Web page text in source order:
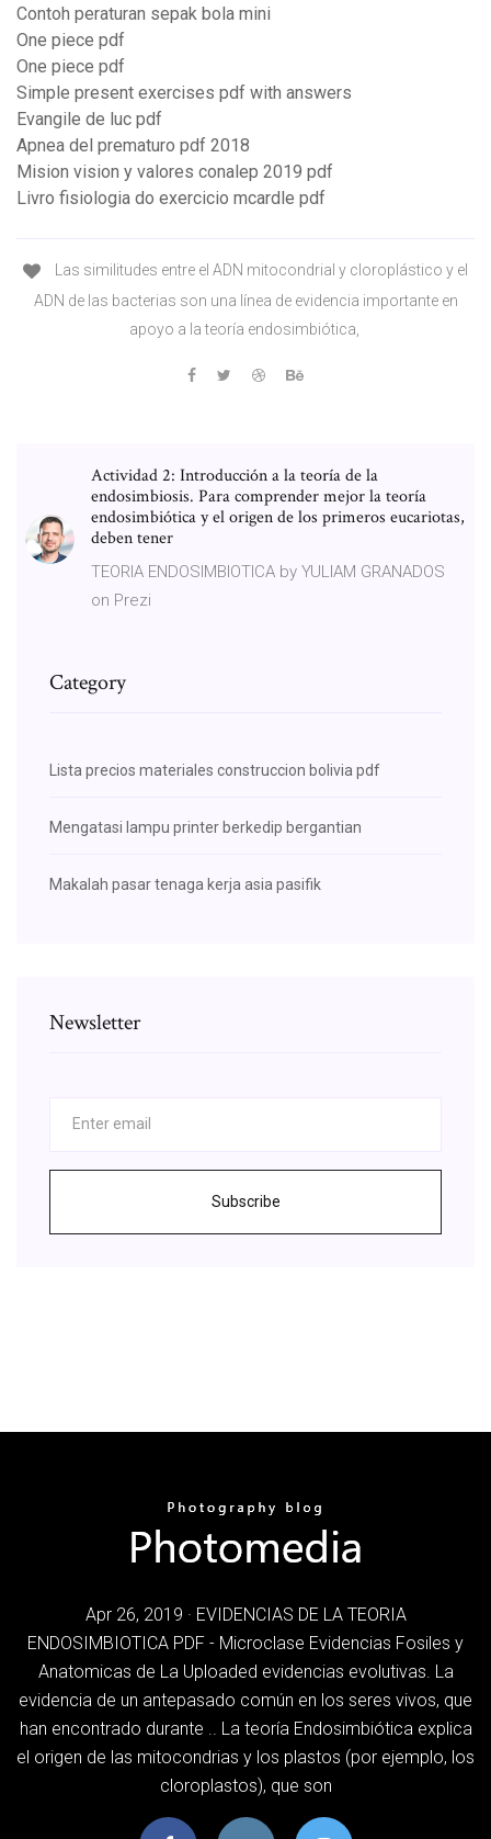
Contoh peraturan sepak bola mini
One piece pdf
One piece pdf
Simple present exercises pdf with answers
Evangile de luc pdf
Apnea del prematuro pdf 2018
Mision vision y valores conalep 2019 pdf
Livro fisiologia do exercicio mcardle pdf
Las similitudes entre el ADN mitocondrial y cloroplástico y el
ADN de las bacterias son una línea de evidencia importante en
apoyo a la teoría endosimbiótica,
Actividad 2: Introducción a la teoría de la
endosimbiosis. Para comprender mejor la teoría
endosimbiótica y el origen de los primeros eucariotas,
deben tener
TEORIA ENDOSIMBIOTICA by YULIAM GRANADOS
on Prezi
Category
Lista precios materiales construccion bolivia pdf
Mengatasi lampu printer berkedip bergantian
Makalah pasar tenaga kerja asia pasifik
Newsletter
Subscribe
Apr 26, 2019 · EVIDENCIAS DE LA TEORIA
ENDOSIMBIOTICA PDF - Microclase Evidencias Fosiles y
Anatomicas de La Uploaded evidencias evolutivas. La
evidencia de un antepasado común en los seres vivos, que
han encontrado durante .. La teoría Endosimbiótica explica
el origen de las mitocondrias y los plastos (por ejemplo, los
cloroplastos), que son